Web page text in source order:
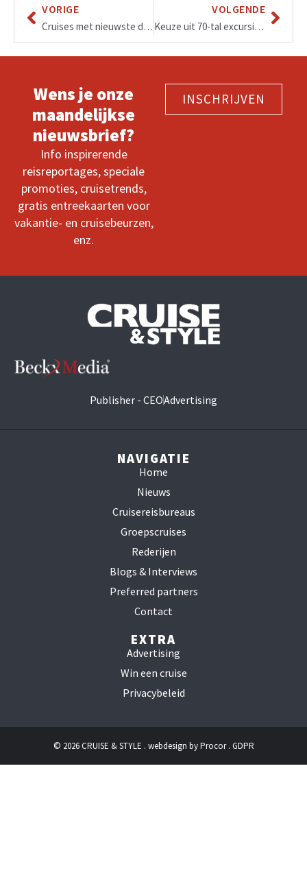
VORIGE
Cruises met nieuwste de Rotterdam starten vanaf augustus 2021 en zijn nu al te boeken!
VOLGENDE
Keuze uit 70-tal excursies inclusief, ultra-luxueus cruiseschip!
Wens je onze
maandelijkse
nieuwsbrief?
Info inspirerende
reisreportages, speciale
promoties, cruisetrends,
gratis entreekaarten voor
vakantie- en cruisebeurzen,
enz.
INSCHRIJVEN
Publisher - CEOAdvertising
NAVIGATIE
Home
Nieuws
Cruisereisbureaus
Groepscruises
Rederijen
Blogs & Interviews
Preferred partners
Contact
EXTRA
Advertising
Win een cruise
Privacybeleid
© 2026 CRUISE & STYLE . webdesign byProcor. GDPR